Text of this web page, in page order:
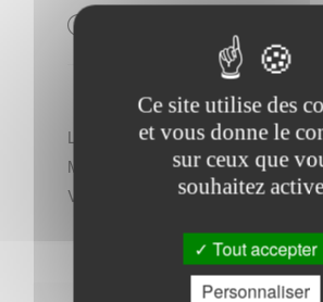
Lundi : - 08h30 à 12h00 - 13h30 à
Mercredi : - 08h30 à 12h00 - 13h30
Vendredi : - 18h15 à 20h00
Ce site utilise des
et vous donne le
sur ceux que
souhaitez
Tout accepter
Personnaliser